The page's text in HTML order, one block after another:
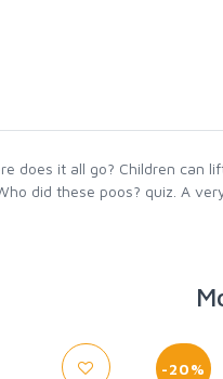
does it all go? Children
did these poos? quiz. A
-20%